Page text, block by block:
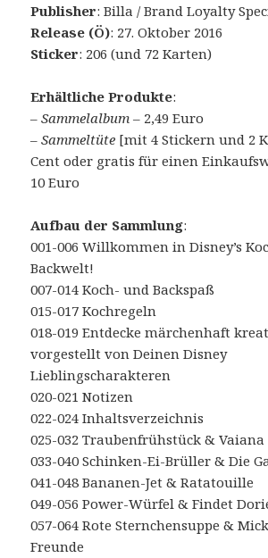
Publisher: Billa / Brand Loyalty
Release (Ö): 27. Oktober 2016
Sticker: 206 (und 72 Karten)
Erhältliche Produkte:
–Sammelalbum – 2,49 Euro
–Sammeltüte [mit 4 Stickern und 2
Cent oder gratis für einen
10 Euro
Aufbau der Sammlung:
001-006 Willkommen in Disney’s
Backwelt!
007-014 Koch- und Backspaß
015-017 Kochregeln
018-019 Entdecke märchenhaft
vorgestellt von Deinen Disney
Lieblingscharakteren
020-021 Notizen
022-024 Inhaltsverzeichnis
025-032 Traubenfrühstück & Vaiana
033-040 Schinken-Ei-Brüller & Die
041-048 Bananen-Jet & Ratatouille
049-056 Power-Würfel & Findet
057-064 Rote Sternchensuppe &
Freunde